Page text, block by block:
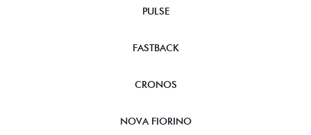
PULSE
FASTBACK
CRONOS
NOVA FIORINO